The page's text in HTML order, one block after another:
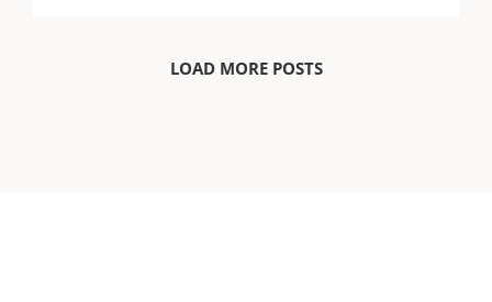
LOAD MORE POSTS